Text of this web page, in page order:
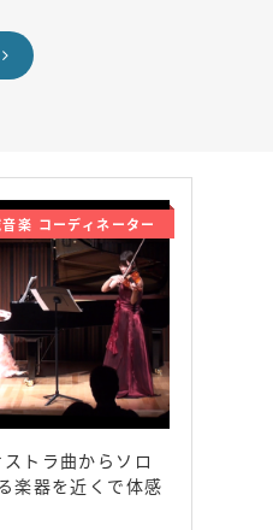
楽 コーディネーター
ストラ曲からソロ
楽器を近くで体感